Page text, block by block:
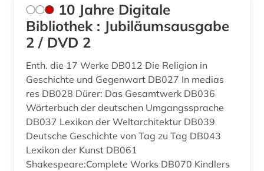
bauen (1)
bauen im bestand (1)
bauforschung (3)
baugerät (1)
baugeräte (1)
baugeschichte (1)
Schweiz (10)
Slowakei (1)
Suedasien (1)
Tschechische Republik (2)
Tuerkei (1)
USA (7)
10 Jahre Digitale
Bibliothek : Jubiläumsausgabe
2 / DVD 2
Enth. die 17 Werke DB012 Die Religion in
Geschichte und Gegenwart DB027 In medias
res DB028 Dürer: Das Gesamtwerk DB036
Wörterbuch der deutschen Umgangssprache
DB037 Lexikon der Weltarchitektur DB039
Deutsche Geschichte von Tag zu Tag DB043
Lexikon der Kunst DB061
Shakespeare:Complete Works DB070 Kindlers